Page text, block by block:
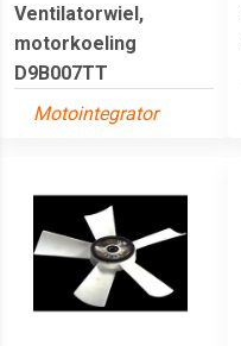
Ventilatorwiel,
motorkoeling
D9B007TT
Motointegrator